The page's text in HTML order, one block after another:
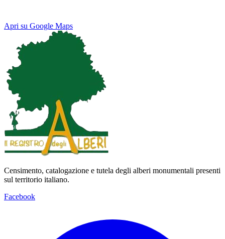
Apri su Google Maps
Map Satellite
Keyboard shortcuts
Censimento, catalogazione e tutela degli alberi monumentali presenti
sul territorio italiano.
Facebook